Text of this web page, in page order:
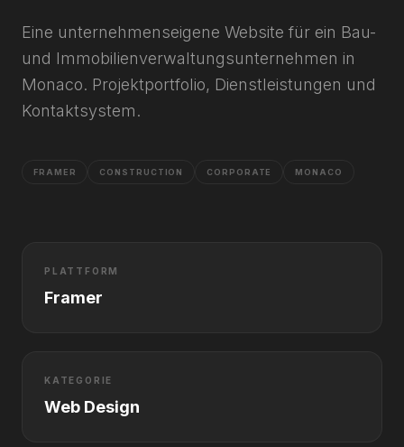
Eine unternehmenseigene Website für ein Bau-
und Immobilienverwaltungsunternehmen in
Monaco. Projektportfolio, Dienstleistungen und
Kontaktsystem.
FRAMER CONSTRUCTION CORPORATE MONACO
PLATTFORM
Framer
KATEGORIE
Web Design